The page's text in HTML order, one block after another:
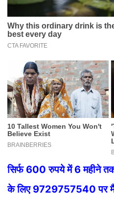
सिर्फ 600 रुपये में 6 महीने
के लिए 9729757540 पर